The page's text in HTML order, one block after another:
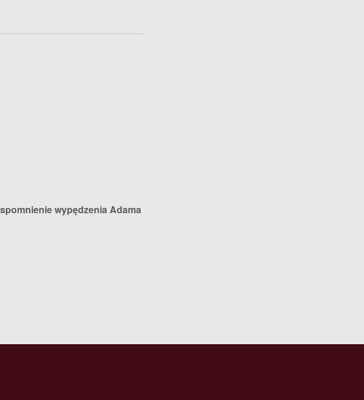
wypędzenia Adama